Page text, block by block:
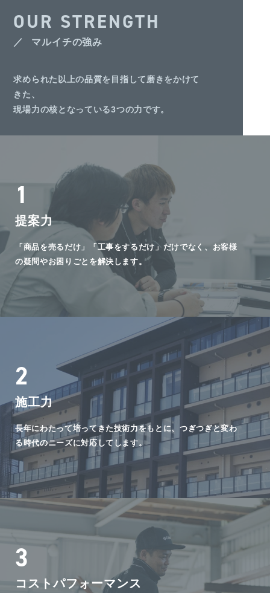
OUR STRENGTH
マルイチの強み
求められた以上の品質を目指して磨きをかけて
きた、
現場力の核となっている3つの力です。
1
提案力
「商品を売るだけ」「工事をするだけ」だけでなく、お客様
の疑問やお困りごとを解決します。
2
施工力
長年にわたって培ってきた技術力をもとに、つぎつぎと変わ
る時代のニーズに対応してします。
3
コストパフォーマンス